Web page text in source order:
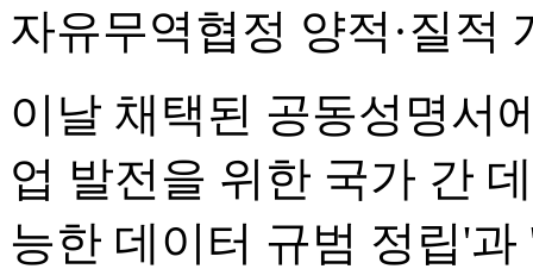
자유무역협정 양적·질적
이날 채택된 공동성명서
업 발전을 위한 국가 간
능한 데이터 규범 정립'과